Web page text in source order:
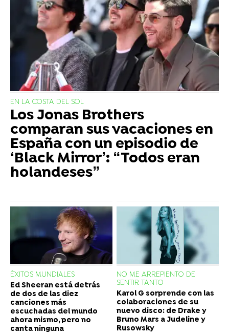
EN LA COSTA DEL SOL
Los Jonas Brothers
comparan sus vacaciones en
España con un episodio de
‘Black Mirror’: “Todos eran
holandeses”
ÉXITOS MUNDIALES
Ed Sheeran está detrás
de dos de las diez
canciones más
escuchadas del mundo
ahora mismo, pero no
canta ninguna
NO ME ARREPIENTO DE
SENTIR TANTO
Karol G sorprende con las
colaboraciones de su
nuevo disco: de Drake y
Bruno Mars a Judeline y
Rusowsky